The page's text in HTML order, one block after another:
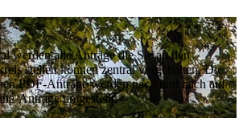
werden alle Anträge die Sie an den
stellen können zentral vorgehalten. Die
PDF-Anträge werden nach und nach auf
Anträge umgestellt.